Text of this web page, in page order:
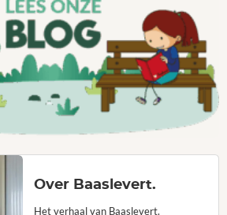
Over Baaslevert.
Het verhaal van Baaslevert.